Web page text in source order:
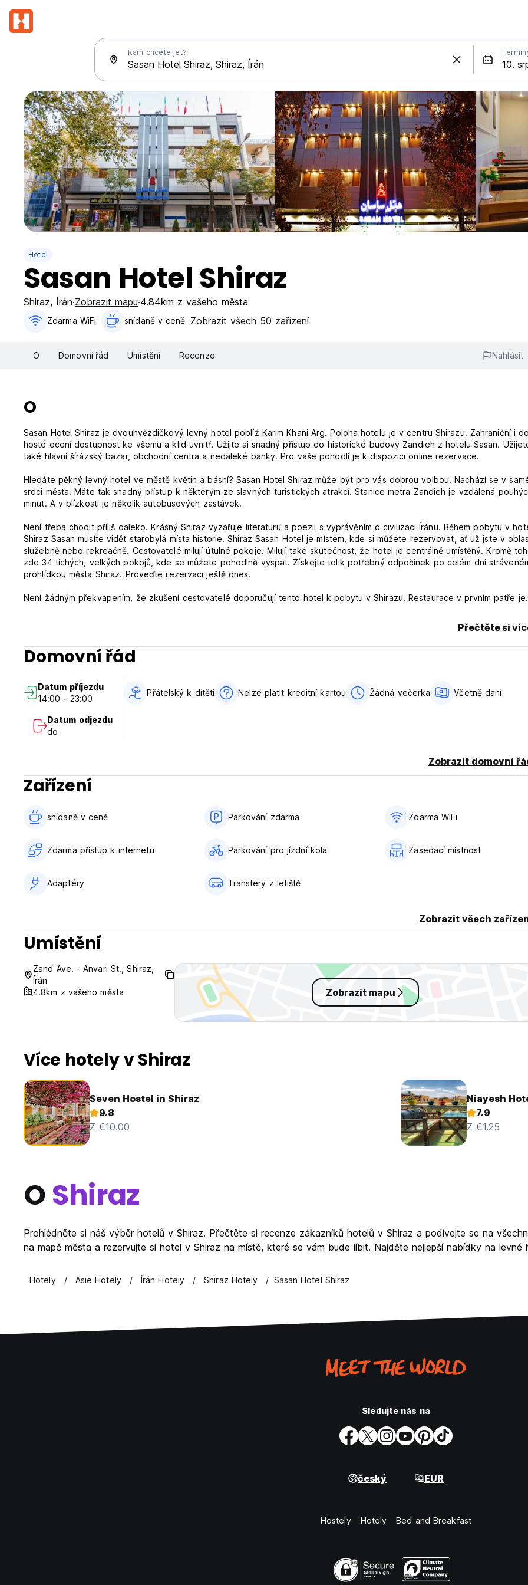
Kam chcete jet?
Hotel
Sasan Hotel Shiraz
Shiraz, Írán Zobrazit mapu 4.84km z vašeho města
Zdarma WiFi snídaně v ceně‎ Zobrazit všech 50 zařízení
O Domovní řád Umístění Recenze Nahlásit
O
Sasan Hotel Shiraz je dvouhvězdičkový levný hotel poblíž Karim Khani Arg. Poloha hotelu je v centru Shirazu. Zahraniční i
hosté ocení dostupnost ke všemu a klid uvnitř. Užijte si snadný přístup do historické budovy Zandieh z hotelu Sasan.
také hlavní šírázský bazar, obchodní centra a nedaleké banky. Pro vaše pohodlí je k dispozici online rezervace.
Hledáte pěkný levný hotel ve městě květin a básní? Sasan Hotel Shiraz může být pro vás dobrou volbou. Nachází se v
srdci města. Máte tak snadný přístup k některým ze slavných turistických atrakcí. Stanice metra Zandieh je vzdálená
minut. A v blízkosti je několik autobusových zastávek.
Není třeba chodit příliš daleko. Krásný Shiraz vyzařuje literaturu a poezii s vyprávěním o civilizaci Íránu. Během pobytu v
Shiraz Sasan musíte vidět starobylá místa historie. Shiraz Sasan Hotel je místem, kde si můžete rezervovat, ať už jste v
služebně nebo rekreačně. Cestovatelé milují útulné pokoje. Milují také skutečnost, že hotel je centrálně umístěný. Kromě
zde 34 tichých, velkých pokojů, kde se můžete pohodlně vyspat. Získejte tolik potřebný odpočinek po celém dni
prohlídkou města Shiraz. Proveďte rezervaci ještě dnes.
Není žádným překvapením, že zkušení cestovatelé doporučují tento hotel k pobytu v Shirazu. Restaurace v prvním patře je
internet a luxus klimatizace. Postele jsou pohodlné a pokoj si můžete rezervovat podle toho, jaké ubytování potřebujete.
Mezi turistická místa, která se nacházejí pohodlně deset minut odtud, patří Vakil Collection a Tomb of Saadi. Jen pět minut
je Arg Karima Khana. Pouhých deset minut odtud je Háfezova hrobka. Bez ohledu na to, jaký je váš itinerář pro daný den,
vhodnou volbou. Jsme k dispozici 24 hodin denně a rádi vám pomůžeme. Mluvíme vaším jazykem.
Zásady a podmínky hotelu Sasan Hotel Shiraz:
Storno podmínky: 72 hodin před příjezdem. V případě pozdního zrušení nebo nedostavení se vám bude účtována první noc
Platba při příjezdu v hotovosti.
Odhlášení před 12:00.
Recepce k dispozici 24h
Wifi zdarma
Včetně snídaně.
Přečtěte si
Domovní řád
Datum příjezdu
14:00 - 23:00
Datum odjezdu
do
Přátelský k dítěti Nelze platit kreditní kartou Žádná večerka Včetně daní
Zobrazit domovní
Zařízení
snídaně v ceně‎ Parkování zdarma Zdarma WiFi
Zdarma přístup k internetu Parkování pro jízdní kola Zasedací místnost
Adaptéry Transfery z letiště
Zobrazit všech
Umístění
Zand Ave. - Anvari St., Shiraz,
Írán
4.8km z vašeho města
Zobrazit mapu
Více hotely v Shiraz
Seven Hostel in Shiraz
9.8
Z €10.00
Niayesh
7.9
Z €1.25
OShiraz
Prohlédněte si náš výběr hotelů v Shiraz. Přečtěte si recenze zákazníků hotelů v Shiraz a podívejte se na
na mapě města a rezervujte si hotel v Shiraz na místě, které se vám bude líbit. Najděte nejlepší nabídky na
Hotely Asie Hotely Írán Hotely Shiraz Hotely Sasan Hotel Shiraz
Sledujte nás na
český EUR
Hostely Hotely Bed and Breakfast